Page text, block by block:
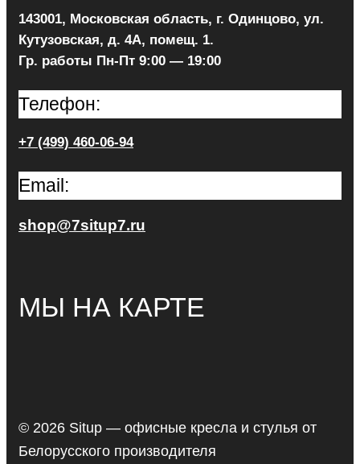
143001, Московская область, г. Одинцово, ул.
Кутузовская, д. 4А, помещ. 1.
Гр. работы Пн-Пт 9:00 — 19:00
Телефон:
+7 (499) 460-06-94
Email:
shop@7situp7.ru
МЫ НА КАРТЕ
© 2026 Situp — офисные кресла и стулья от
Белорусского производителя